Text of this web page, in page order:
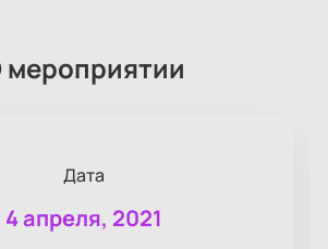
Дата
4 апреля, 2021